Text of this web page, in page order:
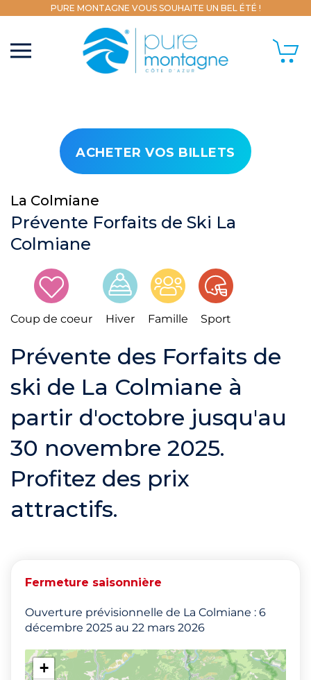
PURE MONTAGNE VOUS SOUHAITE UN BEL ÉTÉ !
ACHETER VOS BILLETS
La Colmiane
Prévente Forfaits de Ski La
Colmiane
Coup de coeur Hiver Famille Sport
Prévente des Forfaits de
ski de La Colmiane à
partir d'octobre jusqu'au
30 novembre 2025.
Profitez des prix
attractifs.
Fermeture saisonnière
Ouverture prévisionnelle de La Colmiane : 6
décembre 2025 au 22 mars 2026
+